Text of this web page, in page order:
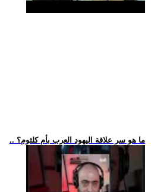
.. ما هو سر علاقة اليهود العرب بأم كلثوم؟